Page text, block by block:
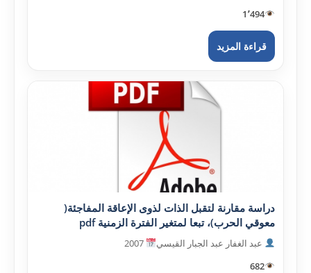
1٬494
قراءة المزيد
دراسة مقارنة لتقبل الذات لذوى الإعاقة المفاجئة(
معوقي الحرب)، تبعا لمتغير الفترة الزمنية pdf
عبد الغفار عبد الجبار القيسي
682